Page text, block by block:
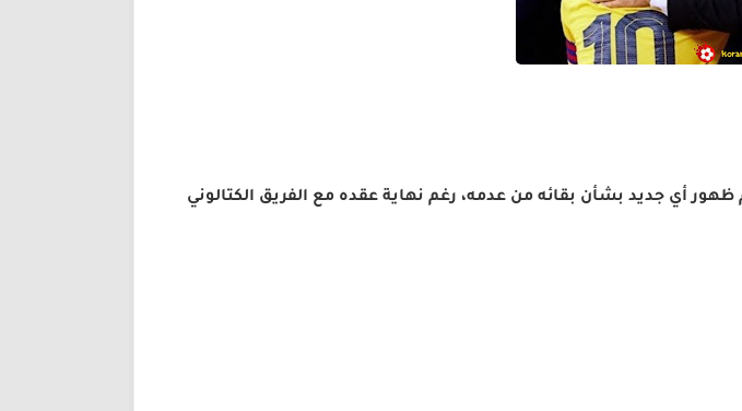
أي جديد بشأن بقائه من عدمه، رغم نهاية عقده مع الفريق الكتالوني